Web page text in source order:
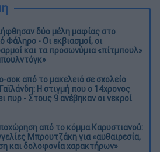
δύο μέλη μαφίας στο
Φάληρο - Οι εκβιασμοί, οι
και τα προσωνύμια «πίτμπουλ»
σοκ από το μακελειό σε σχολείο
Η στιγμή που ο 14χρονος
πυρ - Στους 9 ανέβηκαν οι νεκροί
από το κόμμα Καρυστιανού:
Μπρουτζάκη για «αυθαιρεσία,
και δολοφονία χαρακτήρων»